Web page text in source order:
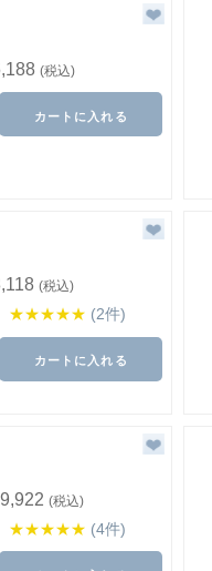
(税込)
カートに入れる
(税込)
★★★★★ (2件)
カートに入れる
(税込)
★★★★★ (4件)